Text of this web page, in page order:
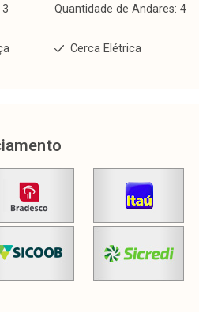
Quantidade de Andares: 4
Cerca Elétrica